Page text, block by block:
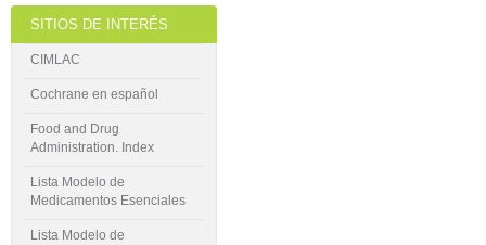
SITIOS DE INTERÉS
CIMLAC
Cochrane en español
Food and Drug
Administration. Index
Lista Modelo de
Medicamentos Esenciales
Lista Modelo de